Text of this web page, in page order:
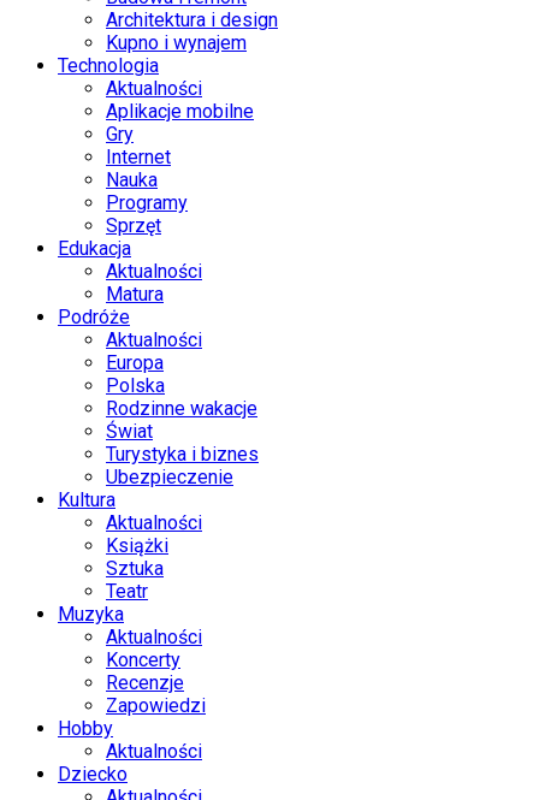
Architektura i design
Kupno i wynajem
Technologia
Aktualności
Aplikacje mobilne
Gry
Internet
Nauka
Programy
Sprzęt
Edukacja
Aktualności
Matura
Podróże
Aktualności
Europa
Polska
Rodzinne wakacje
Świat
Turystyka i biznes
Ubezpieczenie
Kultura
Aktualności
Książki
Sztuka
Teatr
Muzyka
Aktualności
Koncerty
Recenzje
Zapowiedzi
Hobby
Aktualności
Dziecko